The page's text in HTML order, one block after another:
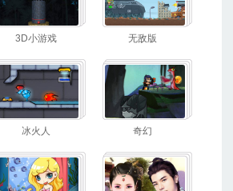
3D小游戏 无敌版
冰火人 奇幻